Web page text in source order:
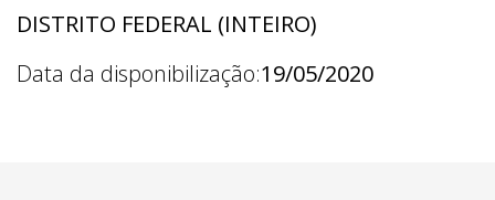
DISTRITO FEDERAL (INTEIRO)
Data da disponibilização:19/05/2020